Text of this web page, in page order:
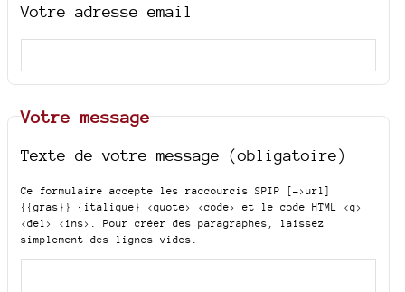
Votre adresse email
Votre message
Texte de votre message (obligatoire)
Ce formulaire accepte les raccourcis SPIP
[->url]
{{gras}} {italique} <quote> <code>
et le code HTML <q>
<del> <ins> . Pour créer des paragraphes, laissez
simplement des lignes vides.